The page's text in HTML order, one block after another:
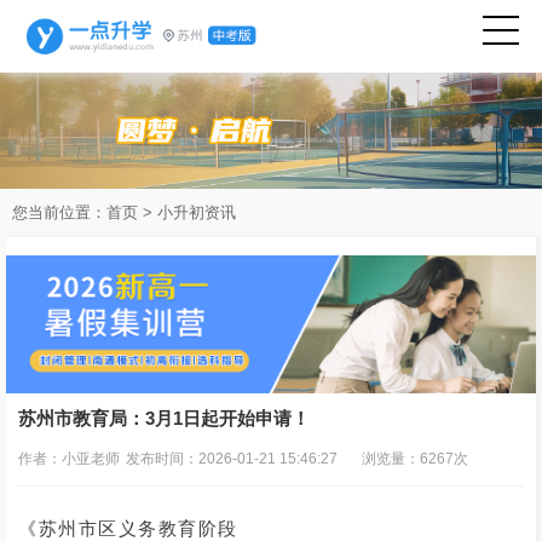
您当前位置： 首页 > 小升初资讯
苏州市教育局：3月1日起开始申请！
作者：小亚老师 发布时间：2026-01-21 15:46:27 浏览量：6267次
《苏州市区义务教育阶段